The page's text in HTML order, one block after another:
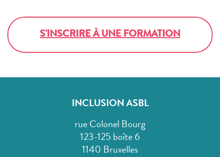
S'INSCRIRE À UNE FORMATION
INCLUSION ASBL
rue Colonel Bourg
123-125 boîte 6
1140 Bruxelles